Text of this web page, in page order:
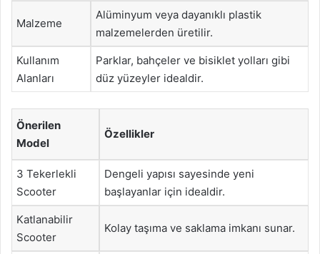
Malzeme
Alüminyum veya dayanıklı plastik
malzemelerden üretilir.
Kullanım
Alanları
Parklar, bahçeler ve bisiklet yolları gibi
düz yüzeyler idealdir.
Önerilen
Model
Özellikler
3 Tekerlekli
Scooter
Dengeli yapısı sayesinde yeni
başlayanlar için idealdir.
Katlanabilir
Scooter
Kolay taşıma ve saklama imkanı sunar.